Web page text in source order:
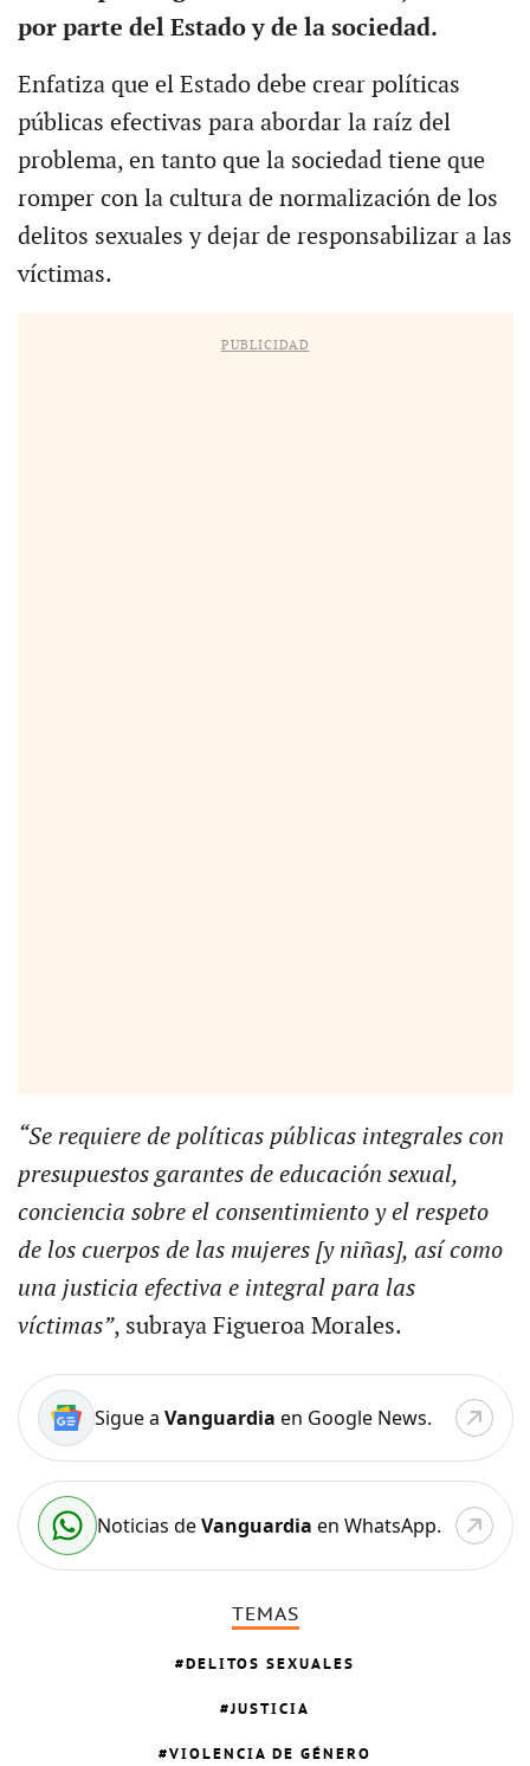
por parte del Estado y de la sociedad.
Enfatiza que el Estado debe crear políticas
públicas efectivas para abordar la raíz del
problema, en tanto que la sociedad tiene que
romper con la cultura de normalización de los
delitos sexuales y dejar de responsabilizar a las
víctimas.
PUBLICIDAD
“Se requiere de políticas públicas integrales con
presupuestos garantes de educación sexual,
conciencia sobre el consentimiento y el respeto
de los cuerpos de las mujeres [y niñas], así como
una justicia efectiva e integral para las
víctimas”, subraya Figueroa Morales.
Sigue a Vanguardia en Google News.
Noticias deVanguardia en WhatsApp.
TEMAS
DELITOS SEXUALES
JUSTICIA
VIOLENCIA DE GÉNERO